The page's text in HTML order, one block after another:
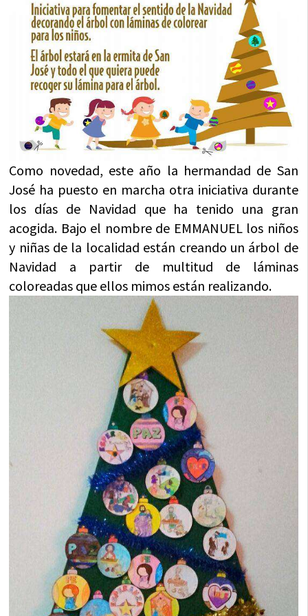
Como novedad, este año la hermandad de San
José ha puesto en marcha otra iniciativa durante
los días de Navidad que ha tenido una gran
acogida. Bajo el nombre de EMMANUEL los niños
y niñas de la localidad están creando un árbol de
Navidad a partir de multitud de láminas
coloreadas que ellos mimos están realizando.